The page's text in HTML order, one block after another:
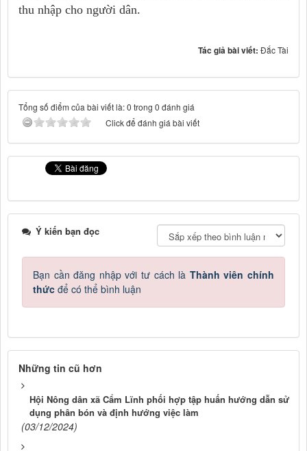
thu nhập cho người dân.
Tác giả bài viết: Đắc Tài
Tổng số điểm của bài viết là: 0 trong 0 đánh giá
Click để đánh giá bài viết
Ý kiến bạn đọc
Bạn cần đăng nhập với tư cách là Thành viên chính
thức để có thể bình luận
Những tin cũ hơn
Hội Nông dân xã Cẩm Lĩnh phối hợp tập huấn hướng dẫn sử
dụng phân bón và định hướng việc làm
(03/12/2024)